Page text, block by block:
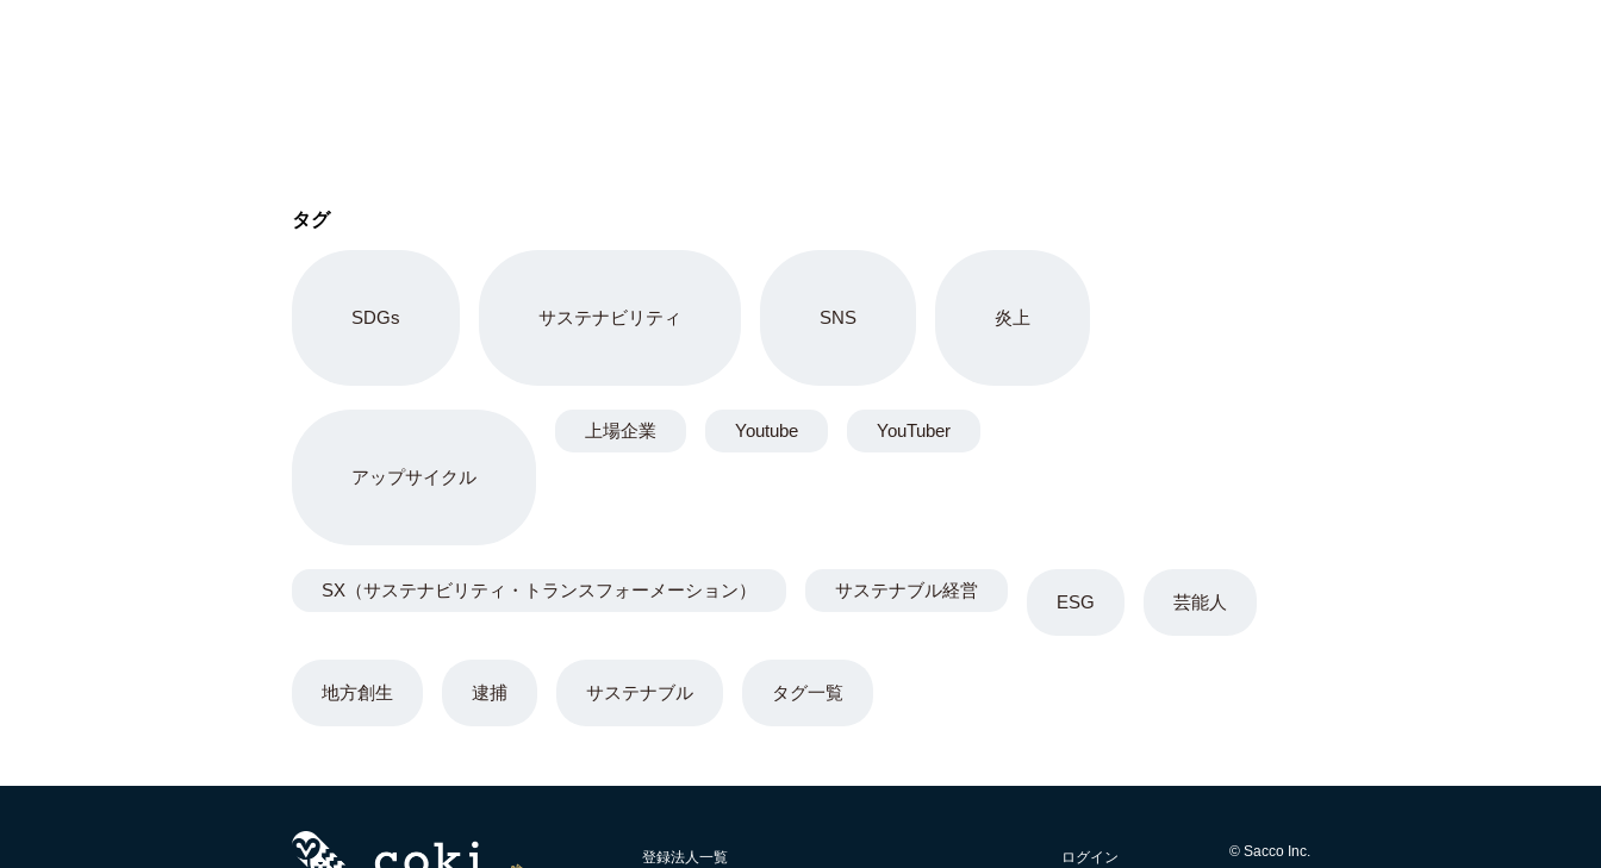
タグ
SDGs サステナビリティ SNS 炎上
アップサイクル
ESG 芸能人
地方創生 逮捕 サステナブル
上場企業 Youtube YouTuber
SX（サステナビリティ・トランスフォーメーション） サステナブル経営
タグ一覧
登録法人一覧 ログイン © Sacco Inc.